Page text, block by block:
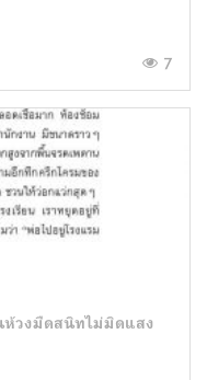
7
นห้วงมืดสนิทไม่มิดแสง